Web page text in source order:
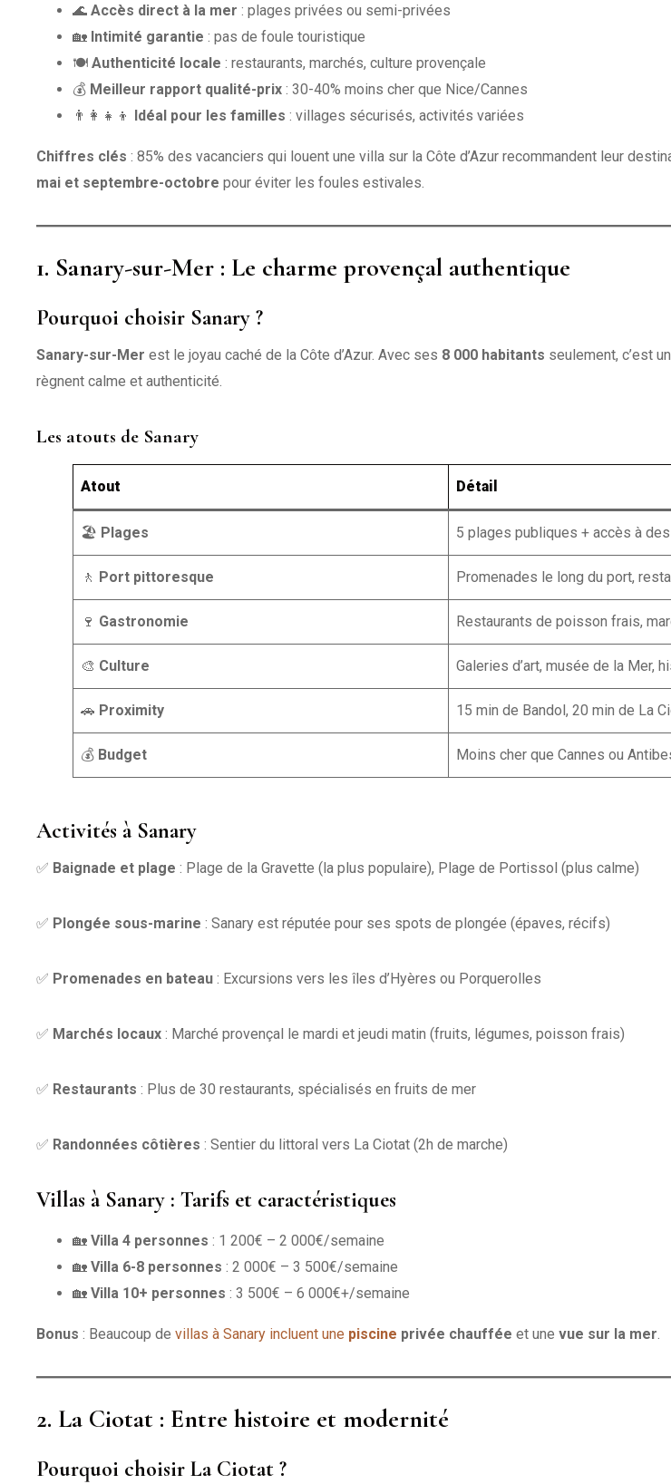
🌊 Accès direct à la mer : plages privées ou semi-privées
🏡 Intimité garantie : pas de foule touristique
🍽️ Authenticité locale : restaurants, marchés, culture provençale
💰 Meilleur rapport qualité-prix : 30-40% moins cher que Nice/Cannes
👨‍👩‍👧‍👦 Idéal pour les familles : villages sécurisés, activités variées
Chiffres clés : 85% des vacanciers qui louent une villa sur la Côte d’Azur recommandent leur
mai et septembre-octobre pour éviter les foules estivales.
1. Sanary-sur-Mer : Le charme provençal authentique
Pourquoi choisir Sanary ?
Sanary-sur-Mer est le joyau caché de la Côte d’Azur. Avec ses 8 000 habitants seulement, c’est
règnent calme et authenticité.
Les atouts de Sanary
Atout Détail
🏖️ Plages 5 plages publiques + accès à
🚶 Port pittoresque Promenades le long du port,
🍷 Gastronomie Restaurants de poisson frais,
🎨 Culture Galeries d’art, musée de la Mer,
🚗 Proximity 15 min de Bandol, 20 min de La
💰 Budget Moins cher que Cannes ou
Activités à Sanary
✅ Baignade et plage : Plage de la Gravette (la plus populaire), Plage de Portissol (plus calme)
✅ Plongée sous-marine : Sanary est réputée pour ses spots de plongée (épaves, récifs)
✅ Promenades en bateau : Excursions vers les îles d’Hyères ou Porquerolles
✅ Marchés locaux : Marché provençal le mardi et jeudi matin (fruits, légumes, poisson frais)
✅ Restaurants : Plus de 30 restaurants, spécialisés en fruits de mer
✅ Randonnées côtières : Sentier du littoral vers La Ciotat (2h de marche)
Villas à Sanary : Tarifs et caractéristiques
🏡 Villa 4 personnes : 1 200€ – 2 000€/semaine
🏡 Villa 6-8 personnes : 2 000€ – 3 500€/semaine
🏡 Villa 10+ personnes : 3 500€ – 6 000€+/semaine
Bonus : Beaucoup de villas à Sanary incluent une piscine privée chauffée et une vue sur la mer.
2. La Ciotat : Entre histoire et modernité
Pourquoi choisir La Ciotat ?